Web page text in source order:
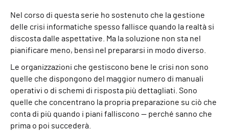
Nel corso di questa serie ho sostenuto che la gestione
delle crisi informatiche spesso fallisce quando la realtà si
discosta dalle aspettative. Ma la soluzione non sta nel
pianificare meno, bensì nel prepararsi in modo diverso.
Le organizzazioni che gestiscono bene le crisi non sono
quelle che dispongono del maggior numero di manuali
operativi o di schemi di risposta più dettagliati. Sono
quelle che concentrano la propria preparazione su ciò che
conta di più quando i piani falliscono — perché sanno che
prima o poi succederà.